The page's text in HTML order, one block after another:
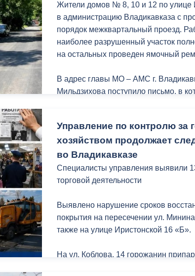
Жители домов № 8, 10 и 12 по улице
в администрацию Владикавказа с
порядок межквартальный проезд.
наиболее разрушенный участок
на остальных проведен ямочный
В адрес главы МО – АМС г.
Мильдзихова поступило письмо, в
Спасибо за обратную связь!
Именно такие обращения помогают
Управление по контролю за
хозяйством продолжает
во Владикавказе
Специалисты управления выявили
торговой деятельности
Выявлено нарушение сроков
покрытия на пересечении ул.
также на улице Иристонской 16 «Б».
На ул. Коблова, 14 горожанин